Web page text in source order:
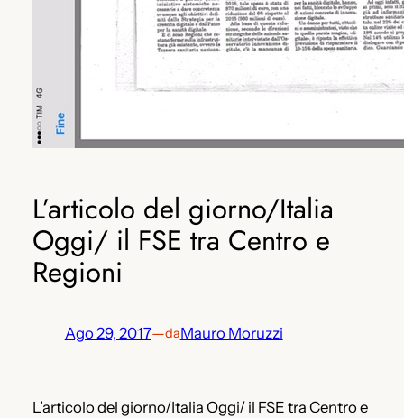
L’articolo del giorno/Italia
Oggi/ il FSE tra Centro e
Regioni
Ago 29, 2017—daMauro Moruzzi
L’articolo del giorno/Italia Oggi/ il FSE tra Centro e